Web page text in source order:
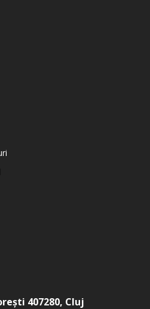
407280, Cluj